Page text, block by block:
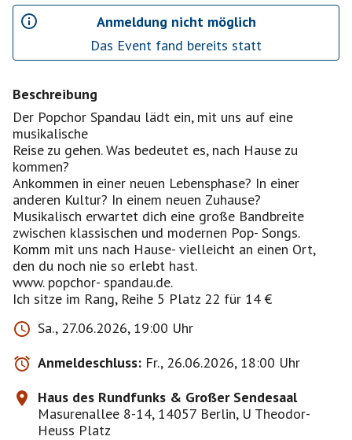
Anmeldung nicht möglich
Das Event fand bereits statt
Beschreibung
Der Popchor Spandau lädt ein, mit uns auf eine
musikalische
Reise zu gehen. Was bedeutet es, nach Hause zu
kommen?
Ankommen in einer neuen Lebensphase? In einer
anderen Kultur? In einem neuen Zuhause?
Musikalisch erwartet dich eine große Bandbreite
zwischen klassischen und modernen Pop- Songs.
Komm mit uns nach Hause- vielleicht an einen Ort,
den du noch nie so erlebt hast.
www. popchor- spandau.de.
Ich sitze im Rang, Reihe 5 Platz 22 für 14 €
Sa., 27.06.2026, 19:00 Uhr
Anmeldeschluss: Fr., 26.06.2026, 18:00 Uhr
Haus des Rundfunks & Großer Sendesaal
Masurenallee 8-14, 14057 Berlin, U Theodor-
Heuss Platz